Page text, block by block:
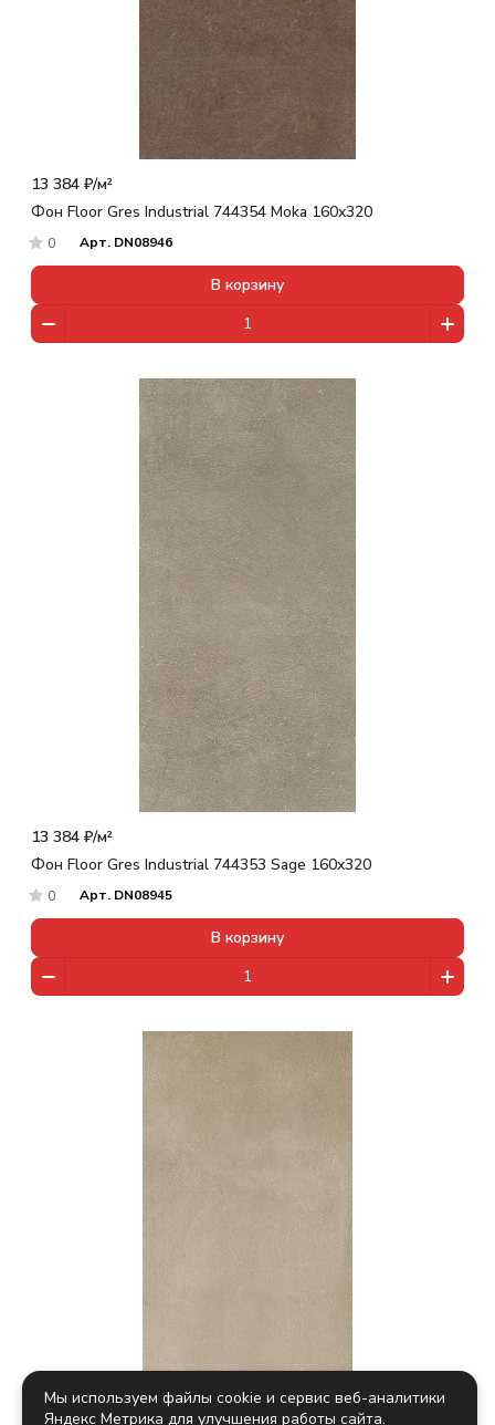
13 384 ₽/м²
Фон Floor Gres Industrial 744354 Moka 160x320
0 Арт. DN08946
В корзину
13 384 ₽/м²
Фон Floor Gres Industrial 744353 Sage 160x320
0 Арт. DN08945
В корзину
Мы используем файлы cookie и сервис веб-аналитики
Яндекс Метрика для улучшения работы сайта.